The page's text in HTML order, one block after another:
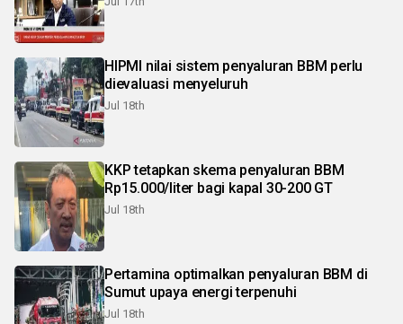
HIPMI nilai sistem penyaluran BBM perlu
dievaluasi menyeluruh
Jul 18th
KKP tetapkan skema penyaluran BBM
Rp15.000/liter bagi kapal 30-200 GT
Jul 18th
Pertamina optimalkan penyaluran BBM di
Sumut upaya energi terpenuhi
Jul 18th